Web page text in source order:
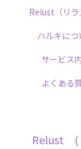
Relust (
Relust（リラ
ハルキにつ
サービス
よくある